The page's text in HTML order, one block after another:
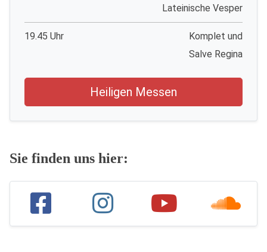
Lateinische Vesper
19.45 Uhr
Komplet und
Salve Regina
Heiligen Messen
Sie finden uns hier: